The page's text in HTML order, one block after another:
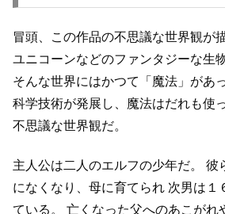
冒頭、この作品の不思議な世界観が
ユニコーンなどのファンタジーな生
そんな世界にはかつて「魔法」があ
科学技術が発展し、魔法はだれも使
不思議な世界観だ。
主人公は二人のエルフの少年だ。
彼
になくなり、母に育てられ 次男は１
ている。
亡くなった父へのあこがれ